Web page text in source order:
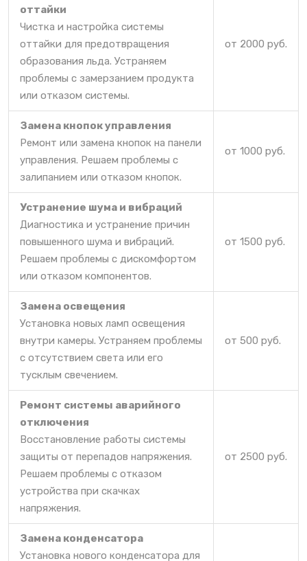
оттайки
Чистка и настройка системы
оттайки для предотвращения
образования льда. Устраняем
проблемы с замерзанием продукта
или отказом системы.
от 2000 руб.
Замена кнопок управления
Ремонт или замена кнопок на панели
управления. Решаем проблемы с
залипанием или отказом кнопок.
от 1000 руб.
Устранение шума и вибраций
Диагностика и устранение причин
повышенного шума и вибраций.
Решаем проблемы с дискомфортом
или отказом компонентов.
от 1500 руб.
Замена освещения
Установка новых ламп освещения
внутри камеры. Устраняем проблемы
с отсутствием света или его
тусклым свечением.
от 500 руб.
Ремонт системы аварийного
отключения
Восстановление работы системы
защиты от перепадов напряжения.
Решаем проблемы с отказом
устройства при скачках
напряжения.
от 2500 руб.
Замена конденсатора
Установка нового конденсатора для